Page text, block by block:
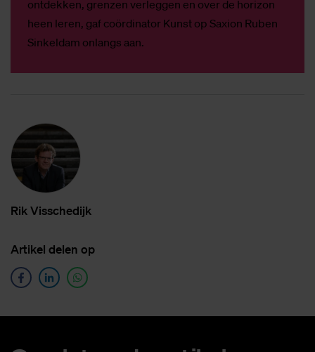
ontdekken, grenzen verleggen en over de horizon
heen leren, gaf coördinator Kunst op Saxion Ruben
Sinkeldam onlangs aan.
Rik Vis­sche­dijk
Ar­ti­kel de­len op